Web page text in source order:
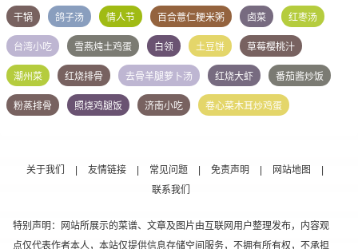
干锅 鸽子汤 情人节 百合薏仁粳米粥 卤菜 红枣汤
台湾小吃 雪燕炖土鸡蛋 白领 土豆饼 草莓樱桃汁
潮州菜 红烧排骨 去骨羊腿萝卜汤 红烧大虾 番茄酱炒饭
粉蒸排骨 照烧鸡腿饭 济南小吃 卷心菜木耳炒鸡蛋
关于我们 友情链接 常见问题 免责声明 网站地图
联系我们
特别声明：网站所展示的菜谱、文章及图片由互联网用户整理发布，内容观
点仅代表作者本人，本站仅提供信息存储空间服务，不拥有所有权，不承担